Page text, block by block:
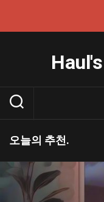
으
오늘의 추천.